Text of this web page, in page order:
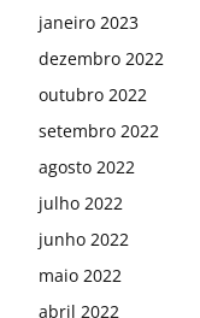
janeiro 2023
dezembro 2022
outubro 2022
setembro 2022
agosto 2022
julho 2022
junho 2022
maio 2022
abril 2022